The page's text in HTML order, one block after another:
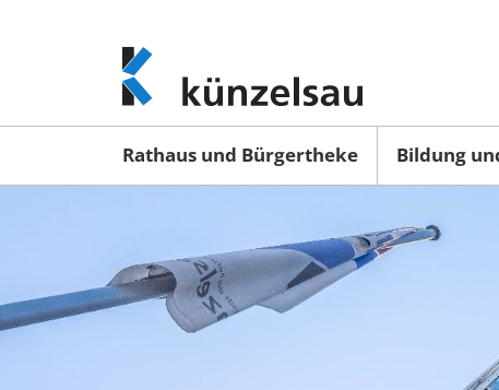
www.kuenzelsau.de
(zur
Startseite)
Rathaus und Bürgertheke Bildung